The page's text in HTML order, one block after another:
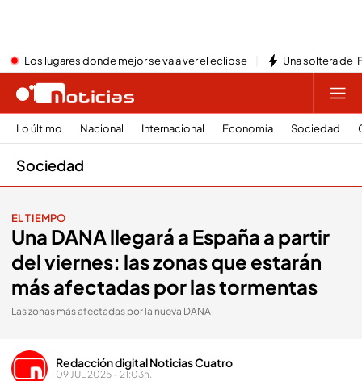
Los lugares donde mejor se va a ver el eclipse Una soltera de
Lo último Nacional Internacional Economía Sociedad
Sociedad
EL TIEMPO
Una DANA llegará a España a partir
del viernes: las zonas que estarán
más afectadas por las tormentas
Las zonas más afectadas por la nueva DANA
Redacción digital Noticias Cuatro
09 JUL 2025 - 21:03h.